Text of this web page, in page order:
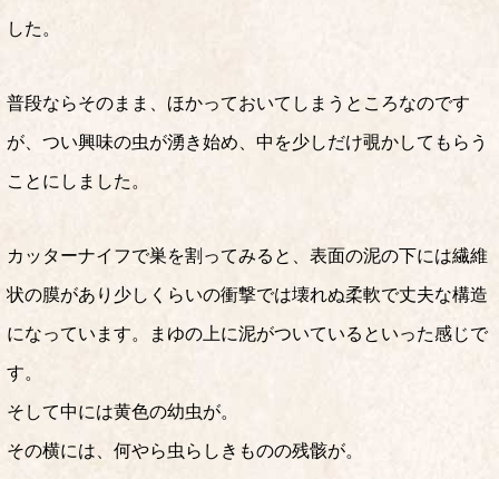
した。
普段ならそのまま、ほかっておいてしまうところなのです
が、つい興味の虫が湧き始め、中を少しだけ覗かしてもらう
ことにしました。
カッターナイフで巣を割ってみると、表面の泥の下には繊維
状の膜があり少しくらいの衝撃では壊れぬ柔軟で丈夫な構造
になっています。まゆの上に泥がついているといった感じで
す。
そして中には黄色の幼虫が。
その横には、何やら虫らしきものの残骸が。